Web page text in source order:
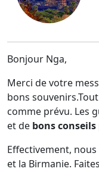
Bonjour Nga,
Merci de votre
bons
comme prévu. Les
et de bons conseils
Effectivement,
et la Birmanie.